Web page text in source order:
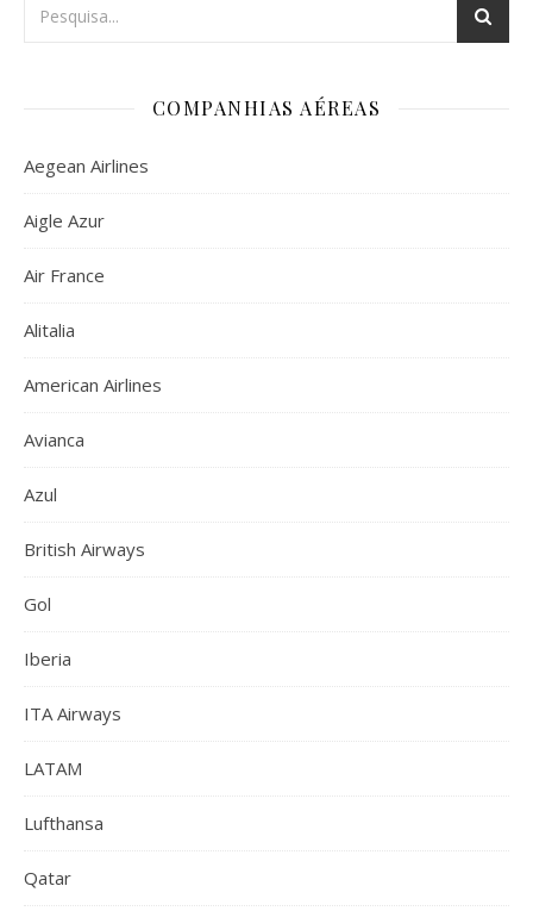
COMPANHIAS AÉREAS
Aegean Airlines
Aigle Azur
Air France
Alitalia
American Airlines
Avianca
Azul
British Airways
Gol
Iberia
ITA Airways
LATAM
Lufthansa
Qatar